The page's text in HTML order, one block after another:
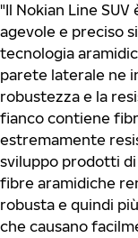
"Il Nokian Line
agevole e preciso
tecnologia
parete laterale ne
robustezza e la
fianco contiene
estremamente
sviluppo prodotti di
fibre aramidiche
robusta e quindi
che causano